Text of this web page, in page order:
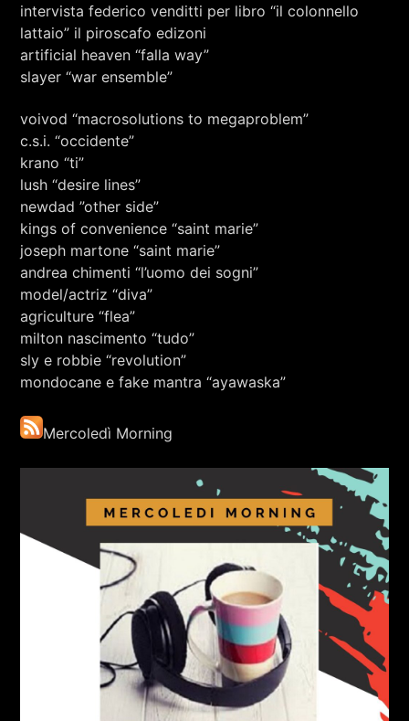
+393401974468
Sostieni Radio Città Aperta
intervista federico venditti per libro “il colonnello
lattaio” il piroscafo edizoni
artificial heaven “falla way”
slayer “war ensemble”
voivod “macrosolutions to megaproblem”
c.s.i. “occidente”
krano “ti”
lush “desire lines”
newdad ”other side”
kings of convenience “saint marie”
joseph martone “saint marie”
andrea chimenti “l’uomo dei sogni”
model/actriz “diva”
agriculture “flea”
milton nascimento “tudo”
sly e robbie “revolution”
mondocane e fake mantra “ayawaska”
Mercoledì Morning